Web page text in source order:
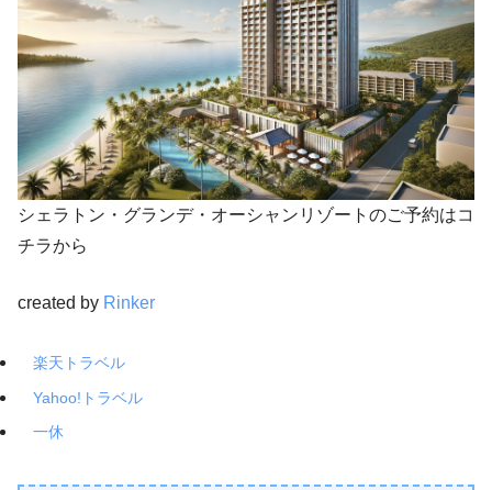
シェラトン・グランデ・オーシャンリゾートのご予約はコ
チラから
created by Rinker
楽天トラベル
Yahoo!トラベル
一休